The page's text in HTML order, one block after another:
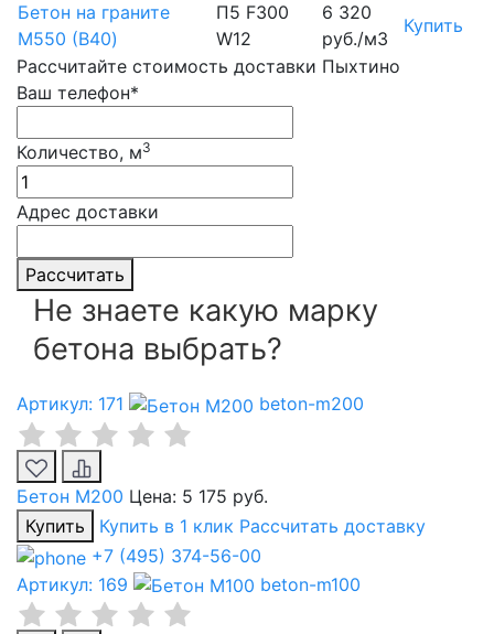
Бетон на граните
М550 (B40)
П5 F300
W12
6 320
руб./м3
Купить
Рассчитайте стоимость доставки Пыхтино
Ваш телефон*
Количество, м3
Адрес доставки
Рассчитать
Не знаете какую марку
бетона выбрать?
Артикул: 171 beton-m200
Бетон М200 Цена: 5 175 руб.
Купить
Купить в 1 клик Рассчитать доставку
+7 (495) 374-56-00
Артикул: 169
beton-m100